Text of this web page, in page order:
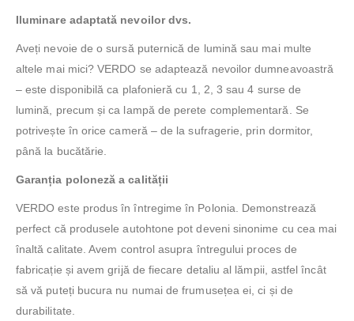
Iluminare adaptată nevoilor dvs.
Aveți nevoie de o sursă puternică de lumină sau mai multe
altele mai mici? VERDO se adaptează nevoilor dumneavoastră
– este disponibilă ca plafonieră cu 1, 2, 3 sau 4 surse de
lumină, precum și ca lampă de perete complementară. Se
potrivește în orice cameră – de la sufragerie, prin dormitor,
până la bucătărie.
Garanția poloneză a calității
VERDO este produs în întregime în Polonia. Demonstrează
perfect că produsele autohtone pot deveni sinonime cu cea mai
înaltă calitate. Avem control asupra întregului proces de
fabricație și avem grijă de fiecare detaliu al lămpii, astfel încât
să vă puteți bucura nu numai de frumusețea ei, ci și de
durabilitate.